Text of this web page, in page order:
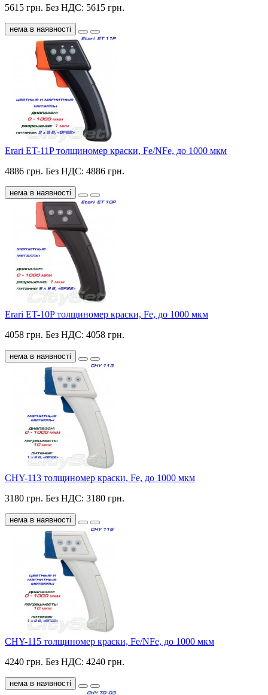
5615 грн. Без НДС: 5615 грн.
нема в наявності
Erari ET-11P толщиномер краски, Fe/NFe, до 1000 мкм
4886 грн. Без НДС: 4886 грн.
нема в наявності
Erari ET-10P толщиномер краски, Fe, до 1000 мкм
4058 грн. Без НДС: 4058 грн.
нема в наявності
CHY-113 толщиномер краски, Fe, до 1000 мкм
3180 грн. Без НДС: 3180 грн.
нема в наявності
CHY-115 толщиномер краски, Fe/NFe, до 1000 мкм
4240 грн. Без НДС: 4240 грн.
нема в наявності